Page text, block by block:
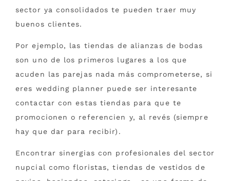
sector ya consolidados te pueden traer muy
buenos clientes.
Por ejemplo, las tiendas de alianzas de bodas
son uno de los primeros lugares a los que
acuden las parejas nada más comprometerse, si
eres wedding planner puede ser interesante
contactar con estas tiendas para que te
promocionen o referencien y, al revés (siempre
hay que dar para recibir).
Encontrar sinergias con profesionales del sector
nupcial como floristas, tiendas de vestidos de